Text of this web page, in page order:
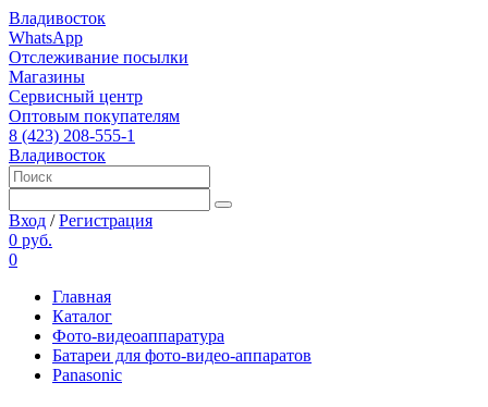
Владивосток
WhatsApp
Отслеживание посылки
Магазины
Сервисный центр
Оптовым покупателям
8 (423) 208-555-1
Владивосток
Вход /Регистрация
0 руб.
0
Главная
Каталог
Фото-видеоаппаратура
Батареи для фото-видео-аппаратов
Panasonic